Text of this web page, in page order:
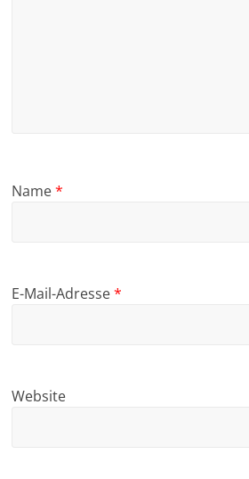
Name*
E-Mail-Adresse*
Website